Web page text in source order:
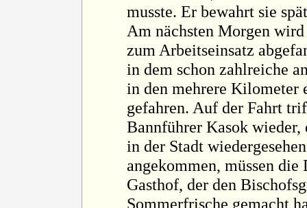
musste. Er bewahrt sie
Am nächsten Morgen
zum Arbeitseinsatz
in dem schon zahlreiche
in den mehrere Kilometer
gefahren. Auf der Fahrt
Bannführer Kasok
in der Stadt
angekommen, müssen die
Gasthof, der den
Sommerfrische gemacht